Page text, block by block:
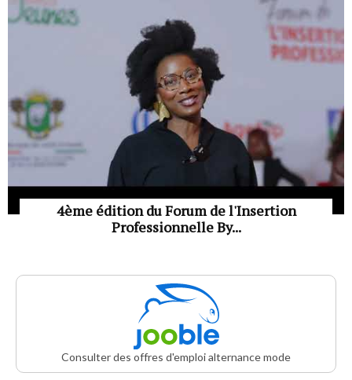
4ème édition du Forum de l'Insertion
Professionnelle By...
Consulter des offres d'emploi alternance mode